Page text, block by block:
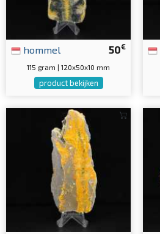
50€
hommel
115 gram | 120x50x10 mm
product bekijken